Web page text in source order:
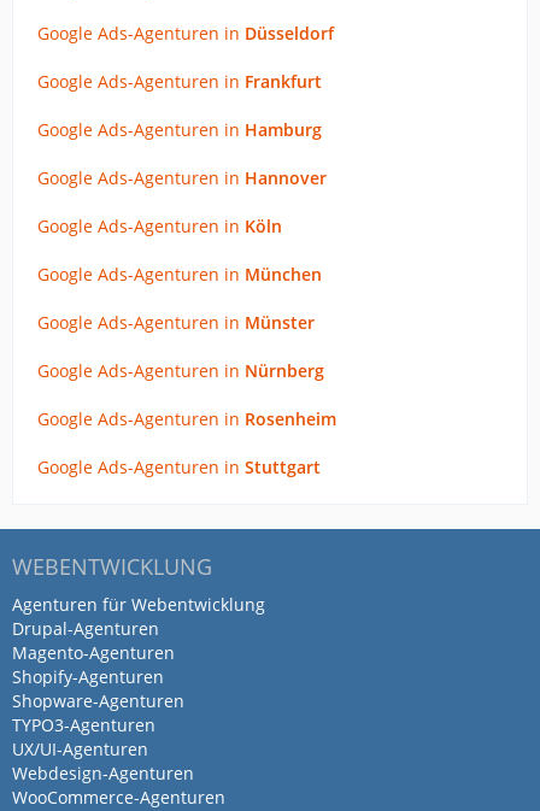
Google Ads-Agenturen in Düsseldorf
Google Ads-Agenturen in Frankfurt
Google Ads-Agenturen in Hamburg
Google Ads-Agenturen in Hannover
Google Ads-Agenturen in Köln
Google Ads-Agenturen in München
Google Ads-Agenturen in Münster
Google Ads-Agenturen in Nürnberg
Google Ads-Agenturen in Rosenheim
Google Ads-Agenturen in Stuttgart
WEBENTWICKLUNG
Agenturen für Webentwicklung
Drupal-Agenturen
Magento-Agenturen
Shopify-Agenturen
Shopware-Agenturen
TYPO3-Agenturen
UX/UI-Agenturen
Webdesign-Agenturen
WooCommerce-Agenturen